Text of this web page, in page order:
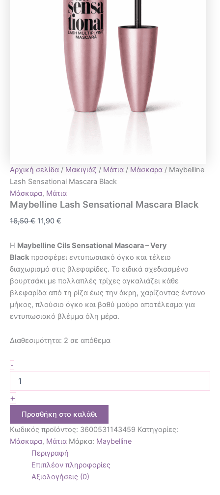
Αρχική σελίδα / Μακιγιάζ / Μάτια / Μάσκαρα / Maybelline
Lash Sensational Mascara Black
Μάσκαρα, Μάτια
Maybelline Lash Sensational Mascara Black
16,50€ 11,90 €
Η Maybelline Cils Sensational Mascara – Very
Black προσφέρει εντυπωσιακό όγκο και τέλειο
διαχωρισμό στις βλεφαρίδες. Το ειδικά σχεδιασμένο
βουρτσάκι με πολλαπλές τρίχες αγκαλιάζει κάθε
βλεφαρίδα από τη ρίζα έως την άκρη, χαρίζοντας έντονο
μήκος, πλούσιο όγκο και βαθύ μαύρο αποτέλεσμα για
εντυπωσιακό βλέμμα όλη μέρα.
Διαθεσιμότητα: 2 σε απόθεμα
-
+
Προσθήκη στο καλάθι
Κωδικός προϊόντος: 3600531143459 Κατηγορίες:
Μάσκαρα, Μάτια Μάρκα: Maybelline
Περιγραφή
Επιπλέον πληροφορίες
Αξιολογήσεις (0)